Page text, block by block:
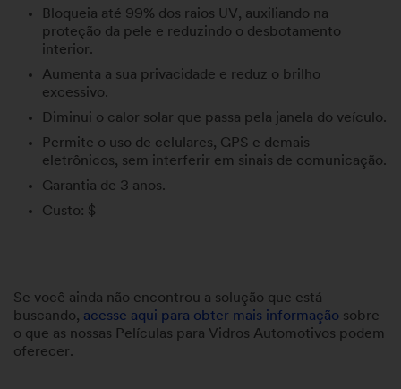
Bloqueia até 99% dos raios UV, auxiliando na
proteção da pele e reduzindo o desbotamento
interior.
Aumenta a sua privacidade e reduz o brilho
excessivo.
Diminui o calor solar que passa pela janela do veículo.
Permite o uso de celulares, GPS e demais
eletrônicos, sem interferir em sinais de comunicação.
Garantia de 3 anos.
Custo: $
Se você ainda não encontrou a solução que está
buscando, acesse aqui para obter mais informação sobre
o que as nossas Películas para Vidros Automotivos podem
oferecer.